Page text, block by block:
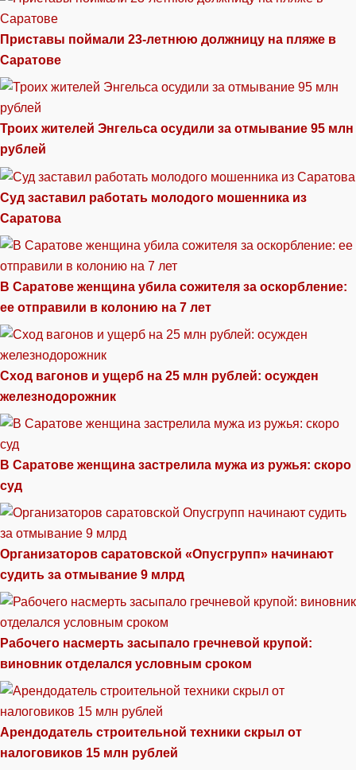
Приставы поймали 23-летнюю должницу на пляже в
Саратове
Троих жителей Энгельса осудили за отмывание 95 млн
рублей
Суд заставил работать молодого мошенника из
Саратова
В Саратове женщина убила сожителя за оскорбление:
ее отправили в колонию на 7 лет
Сход вагонов и ущерб на 25 млн рублей: осужден
железнодорожник
В Саратове женщина застрелила мужа из ружья: скоро
суд
Организаторов саратовской «Опусгрупп» начинают
судить за отмывание 9 млрд
Рабочего насмерть засыпало гречневой крупой:
виновник отделался условным сроком
Арендодатель строительной техники скрыл от
налоговиков 15 млн рублей